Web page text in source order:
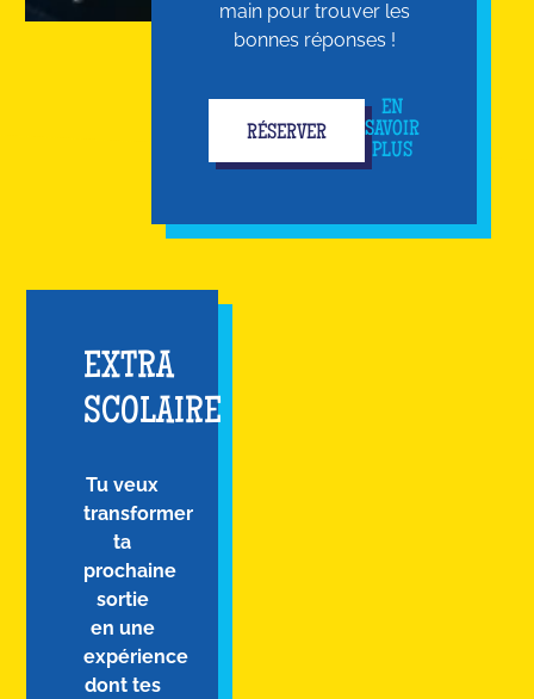
main pour trouver les
bonnes réponses !
RÉSERVER
EN
SAVOIR
PLUS
EXTRA
SCOLAIRE
Tu veux
transformer
ta
prochaine
sortie
en une
expérience
dont tes